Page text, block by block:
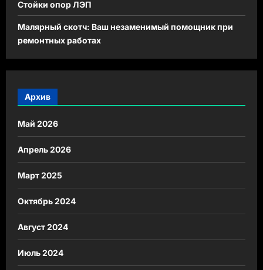
Стойки опор ЛЭП
Малярный скотч: Ваш незаменимый помощник при
ремонтных работах
Архив
Май 2026
Апрель 2026
Март 2025
Октябрь 2024
Август 2024
Июль 2024